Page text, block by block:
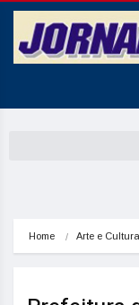
Home Arte e Cultura